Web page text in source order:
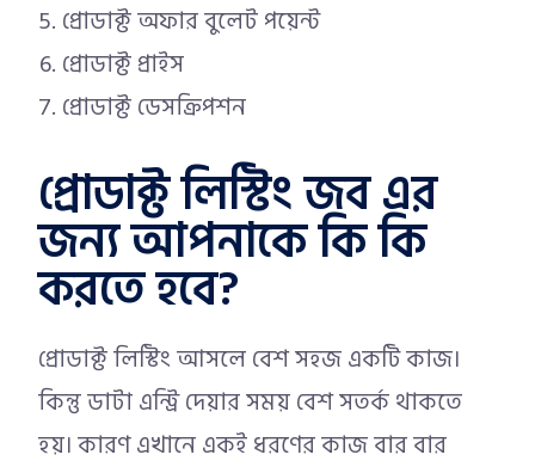
প্রোডাক্ট অফার বুলেট পয়েন্ট
প্রোডাক্ট প্রাইস
প্রোডাক্ট ডেসক্রিপশন
প্রোডাক্ট লিস্টিং জব এর
জন্য আপনাকে কি কি
করতে হবে?
প্রোডাক্ট লিস্টিং আসলে বেশ সহজ একটি কাজ।
কিন্তু ডাটা এন্ট্রি দেয়ার সময় বেশ সতর্ক থাকতে
হয়। কারণ এখানে একই ধরণের কাজ বার বার